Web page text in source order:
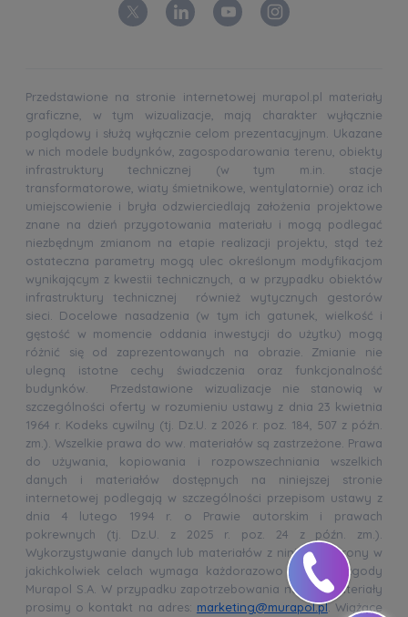
Przedstawione na stronie internetowej murapol.pl materiały
graficzne, w tym wizualizacje, mają charakter wyłącznie
poglądowy i służą wyłącznie celom prezentacyjnym. Ukazane
w nich modele budynków, zagospodarowania terenu, obiekty
infrastruktury technicznej (w tym m.in. stacje
transformatorowe, wiaty śmietnikowe, wentylatornie) oraz ich
umiejscowienie i bryła odzwierciedlają założenia projektowe
znane na dzień przygotowania materiału i mogą podlegać
niezbędnym zmianom na etapie realizacji projektu, stąd też
ostateczna parametry mogą ulec określonym modyfikacjom
wynikającym z kwestii technicznych, a w przypadku obiektów
infrastruktury technicznej również wytycznych gestorów
sieci. Docelowe nasadzenia (w tym ich gatunek, wielkość i
gęstość w momencie oddania inwestycji do użytku) mogą
różnić się od zaprezentowanych na obrazie. Zmianie nie
ulegną istotne cechy świadczenia oraz funkcjonalność
budynków. Przedstawione wizualizacje nie stanowią w
szczególności oferty w rozumieniu ustawy z dnia 23 kwietnia
1964 r. Kodeks cywilny (tj. Dz.U. z 2026 r. poz. 184, 507 z późn.
zm.). Wszelkie prawa do ww. materiałów są zastrzeżone. Prawa
do używania, kopiowania i rozpowszechniania wszelkich
danych i materiałów dostępnych na niniejszej stronie
internetowej podlegają w szczególności przepisom ustawy z
dnia 4 lutego 1994 r. o Prawie autorskim i prawach
pokrewnych (tj. Dz.U. z 2025 r. poz. 24 z późn. zm.).
Wykorzystywanie danych lub materiałów z niniejszej strony w
jakichkolwiek celach wymaga każdorazowo pisemnej zgody
Murapol S.A. W przypadku zapotrzebowania na ww. materiały
prosimy o kontakt na adres: marketing@murapol.pl. Wiążące